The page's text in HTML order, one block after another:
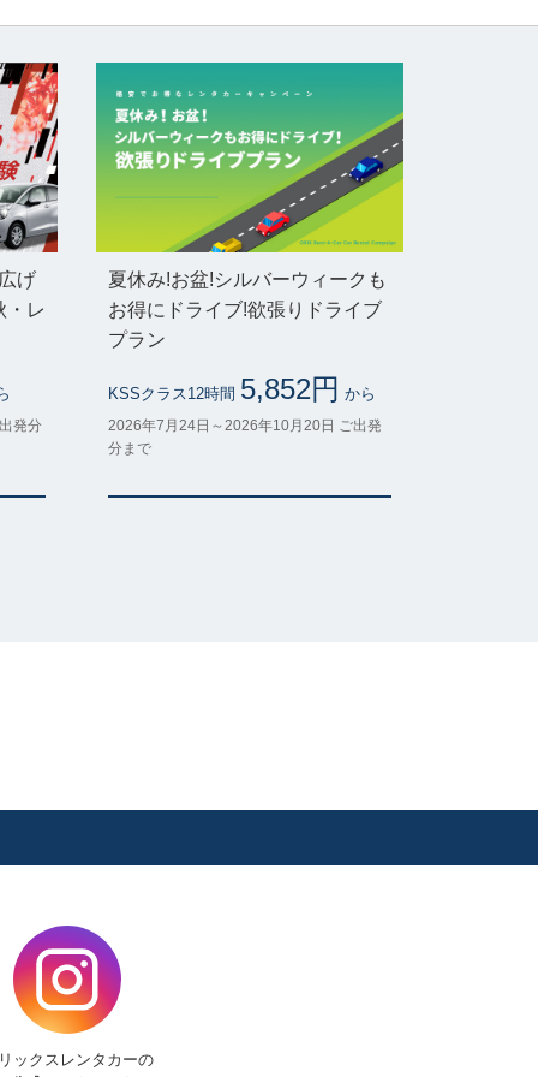
げ
・レ
発分
夏休み!お盆!シルバーウィークも
お得にドライブ!欲張りドライブ
プラン
KSSクラス12時間 5,852円 から
2026年7月24日～2026年10月20日 ご出発
分まで
ックスレンタカーの